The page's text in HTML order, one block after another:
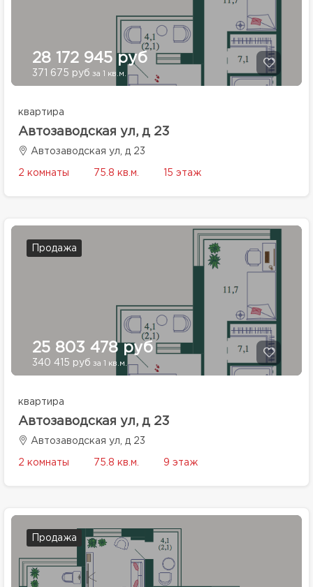
28 172 945 руб
371 675 руб за 1 кв.м.
квартира
Автозаводская ул, д 23
Автозаводская ул, д 23
2 комнаты 75.8 кв.м. 15 этаж
Продажа
25 803 478 руб
340 415 руб за 1 кв.м.
квартира
Автозаводская ул, д 23
Автозаводская ул, д 23
2 комнаты 75.8 кв.м. 9 этаж
Продажа